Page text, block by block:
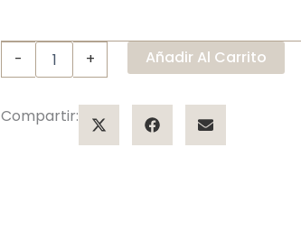
- + Añadir Al Carrito
Compartir: